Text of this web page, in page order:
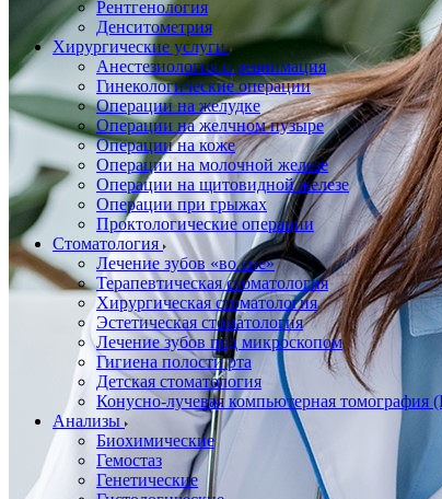
Рентгенология
Денситометрия
Хирургические услуги
Анестезиология и реанимация
Гинекологические операции
Операции на желудке
Операции на желчном пузыре
Операции на коже
Операции на молочной железе
Операции на щитовидной железе
Операции при грыжах
Проктологические операции
Стоматология
Лечение зубов «во сне»
Терапевтическая стоматология
Хирургическая стоматология
Эстетическая стоматология
Лечение зубов под микроскопом
Гигиена полости рта
Детская стоматология
Конусно-лучевая компьютерная
Анализы
Биохимические
Гемостаз
Генетические